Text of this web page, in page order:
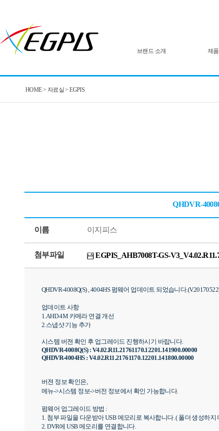
브랜드 소개 제
HOME > 자료실 > EGPIS
QHDVR-
이름 이지피스
첨부파일 EGPIS_AHB7008T-GS-
QHDVR-4008Q(S) , 4004HS 펌웨어 업데이트 되었습니다.(
업데이트 사항
1.AHD 4M 카메라 연결 개선
2.스냅샷 기능 추가
시스템 버젼 확인 후 업그레이드 진행하시기 바랍니다.
QHDVR-4008Q(S) : V4.02.R11.21761170.12201.141900.00000
QHDVR-4004HS : V4.02.R11.21761170.12201.141800.00000
버젼 정보 확인은,
메뉴->시스템 정보->버전 정보에서 확인 가능합니다.
펌웨어 업그레이드 방법 :
1. 첨부 파일을 다운받아 USB 메모리로 복사합니다. ( 폴더 생성하
2. DVR에 USB 메모리를 연결합니다.